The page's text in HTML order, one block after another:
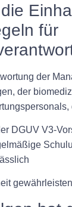
für
der
der
DGUV V3-